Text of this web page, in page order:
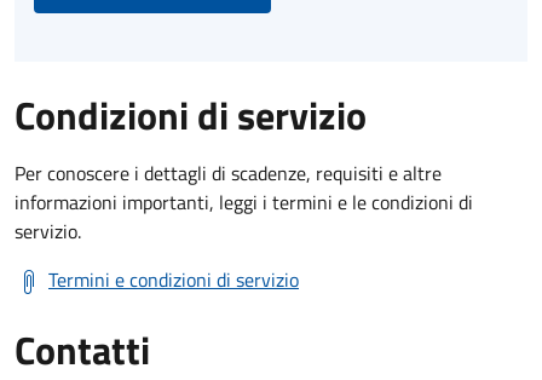
Condizioni di servizio
Per conoscere i dettagli di scadenze, requisiti e altre
informazioni importanti, leggi i termini e le condizioni di
servizio.
Termini e condizioni di servizio
Contatti